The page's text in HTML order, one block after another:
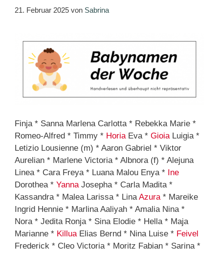
21. Februar 2025 von Sabrina
Finja * Sanna Marlena Carlotta * Rebekka Marie *
Romeo-Alfred * Timmy * HoriaEva * GioiaLuigia *
Letizio Lousienne (m) * Aaron Gabriel * Viktor
Aurelian * Marlene Victoria * Albnora (f) * Alejuna
Linea * Cara Freya * Luana Malou Enya * Ine
Dorothea * YannaJosepha * Carla Madita *
Kassandra * Malea Larissa * LinaAzura* Mareike
Ingrid Hennie * Marlina Aaliyah * Amalia Nina *
Nora * Jedita Ronja * Sina Elodie * Hella * Maja
Marianne * KilluaElias Bernd * Nina Luise * Feivel
Frederick * Cleo Victoria * Moritz Fabian * Sarina *